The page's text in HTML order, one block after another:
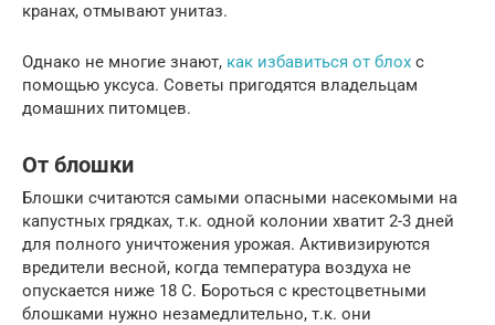
кранах, отмывают унитаз.
Однако не многие знают, как избавиться от блох с
помощью уксуса. Советы пригодятся владельцам
домашних питомцев.
От блошки
Блошки считаются самыми опасными насекомыми на
капустных грядках, т.к. одной колонии хватит 2-3 дней
для полного уничтожения урожая. Активизируются
вредители весной, когда температура воздуха не
опускается ниже 18 С. Бороться с крестоцветными
блошками нужно незамедлительно, т.к. они